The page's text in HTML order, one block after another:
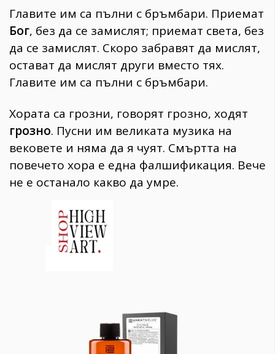
Главите им са пълни с бръмбари. Приемат
Бог, без да се замислят; приемат света, без
да се замислят. Скоро забравят да мислят,
остават да мислят други вместо тях.
Главите им са пълни с бръмбари.
Хората са грозни, говорят грозно, ходят
грозно. Пусни им великата музика на
вековете и няма да я чуят. Смъртта на
повечето хора е една фалшификация. Вече
не е останало какво да умре.